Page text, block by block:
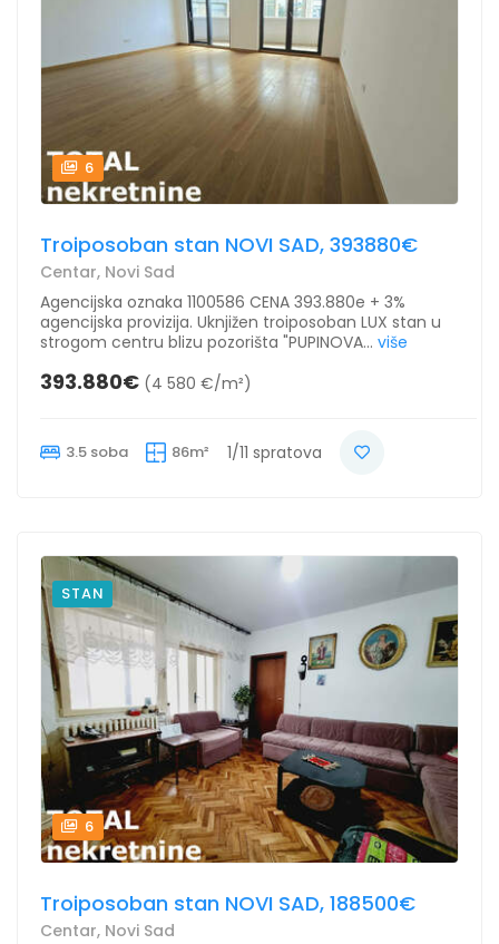
6
Troiposoban stan NOVI SAD, 393880€
Centar, Novi Sad
Agencijska oznaka 1100586 CENA 393.880e + 3%
agencijska provizija. Uknjižen troiposoban LUX stan u
strogom centru blizu pozorišta "PUPINOVA... više
393.880€ (4 580 €/m²)
3.5 soba 86m² 1/11 spratova
STAN
6
Troiposoban stan NOVI SAD, 188500€
Centar, Novi Sad